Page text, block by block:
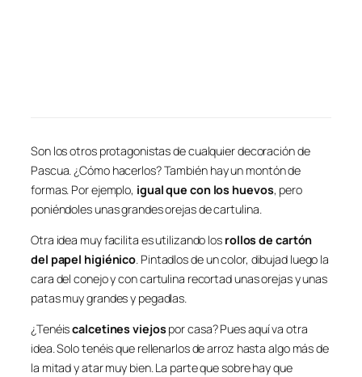
Son los otros protagonistas de cualquier decoración de
Pascua. ¿Cómo hacerlos? También hay un montón de
formas. Por ejemplo, igual que con los huevos, pero
poniéndoles unas grandes orejas de cartulina.
Otra idea muy facilita es utilizando los rollos de cartón
del papel higiénico. Pintadlos de un color, dibujad luego la
cara del conejo y con cartulina recortad unas orejas y unas
patas muy grandes y pegadlas.
¿Tenéiscalcetines viejospor casa? Pues aquí va otra
idea. Solo tenéis que rellenarlos de arroz hasta algo más de
la mitad y atar muy bien. La parte que sobre hay que